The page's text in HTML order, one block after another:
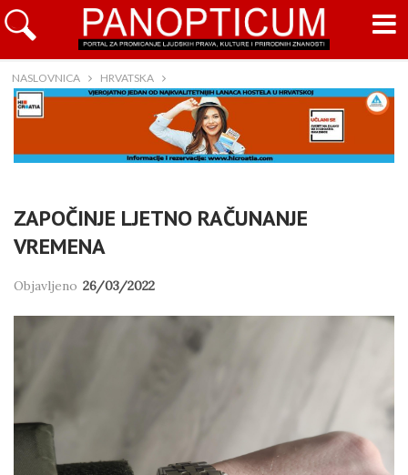
NASLOVNICA HRVATSKA
ZAPOČINJE LJETNO RAČUNANJE
VREMENA
Objavljeno 26/03/2022